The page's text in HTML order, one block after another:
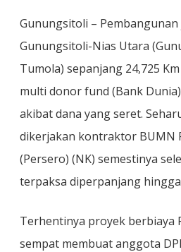
Gunungsitoli –
Gunungsitoli-Nias Utara
Tumola) sepanjang 24,725
multi donor fund (Bank
akibat dana yang seret.
dikerjakan kontraktor BUMN
(Persero) (NK) semestinya
terpaksa diperpanjang hingga
Terhentinya proyek berbiaya
sempat membuat anggota